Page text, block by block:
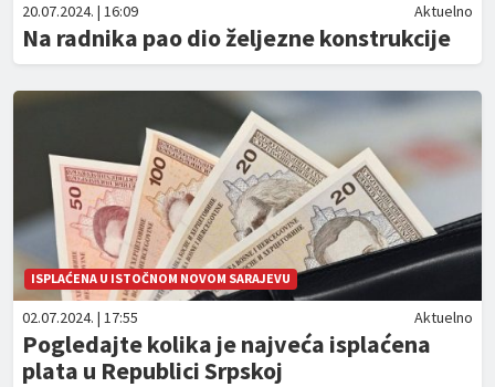
20.07.2024. | 16:09 Aktuelno
Na radnika pao dio željezne konstrukcije
ISPLAĆENA U ISTOČNOM NOVOM SARAJEVU
02.07.2024. | 17:55 Aktuelno
Pogledajte kolika je najveća isplaćena
plata u Republici Srpskoj